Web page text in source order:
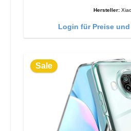
Hersteller:
Login für Preise
Sale